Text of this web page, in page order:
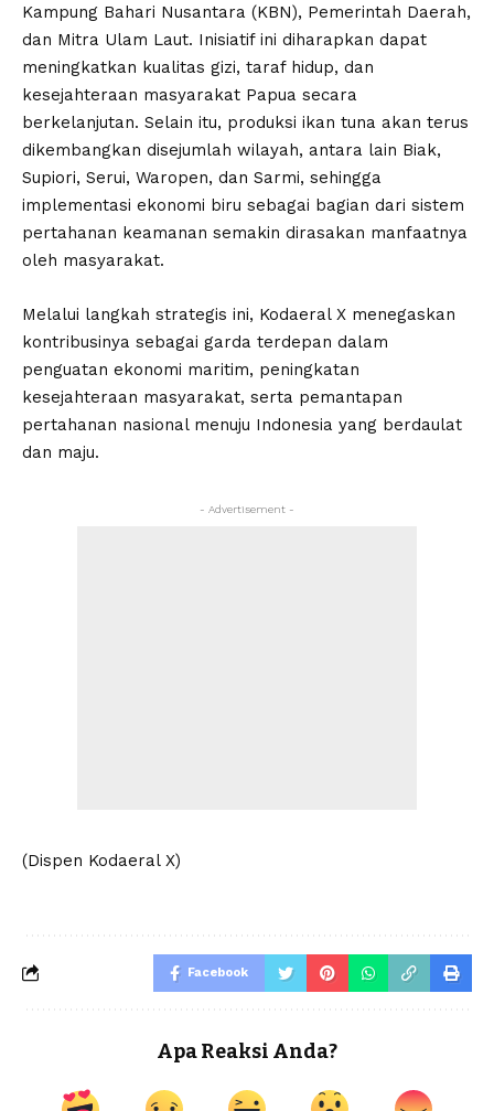
Kampung Bahari Nusantara (KBN), Pemerintah Daerah,
dan Mitra Ulam Laut. Inisiatif ini diharapkan dapat
meningkatkan kualitas gizi, taraf hidup, dan
kesejahteraan masyarakat Papua secara
berkelanjutan. Selain itu, produksi ikan tuna akan terus
dikembangkan disejumlah wilayah, antara lain Biak,
Supiori, Serui, Waropen, dan Sarmi, sehingga
implementasi ekonomi biru sebagai bagian dari sistem
pertahanan keamanan semakin dirasakan manfaatnya
oleh masyarakat.
Melalui langkah strategis ini, Kodaeral X menegaskan
kontribusinya sebagai garda terdepan dalam
penguatan ekonomi maritim, peningkatan
kesejahteraan masyarakat, serta pemantapan
pertahanan nasional menuju Indonesia yang berdaulat
dan maju.
- Advertisement -
(Dispen Kodaeral X)
Facebook
Apa Reaksi Anda?